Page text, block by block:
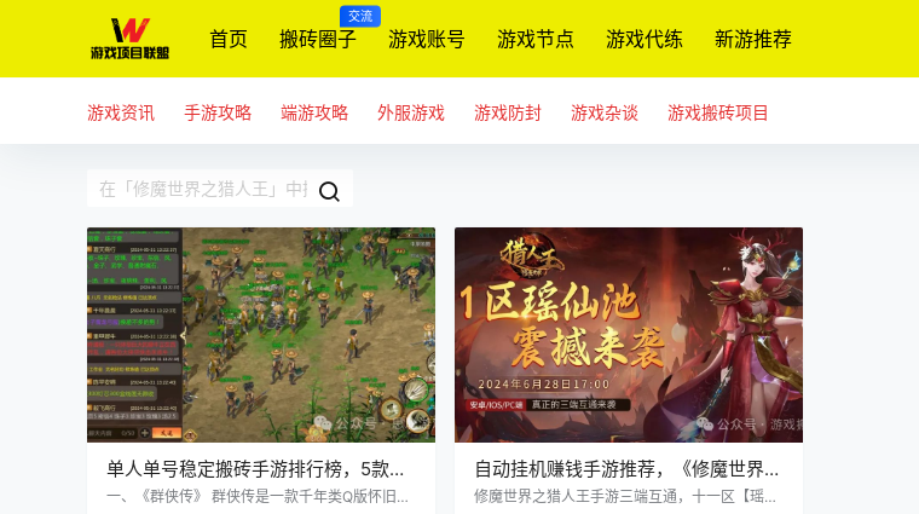
首页 搬砖圈子
交流
游戏账号 游戏节点 游戏代练 新游推荐
游戏资讯 手游攻略 端游攻略 外服游戏 游戏防封 游戏杂谈 游戏搬砖项目
单人单号稳定搬砖手游排行榜，5款单
机单号可赚钱的手游
一、《群侠传》 群侠传是一款千年类Q版怀旧手
自动挂机赚钱手游推荐，《修魔世界之
猎人王》新区【瑶仙池】6月28日
修魔世界之猎人王手游三端互通，十一区【瑶仙